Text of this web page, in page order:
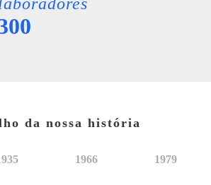
da nossa história
1966 1979